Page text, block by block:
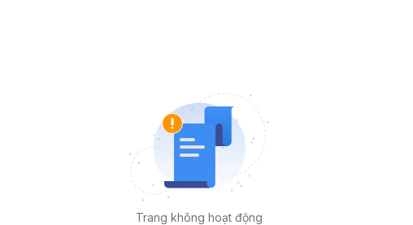
Trang không hoạt động